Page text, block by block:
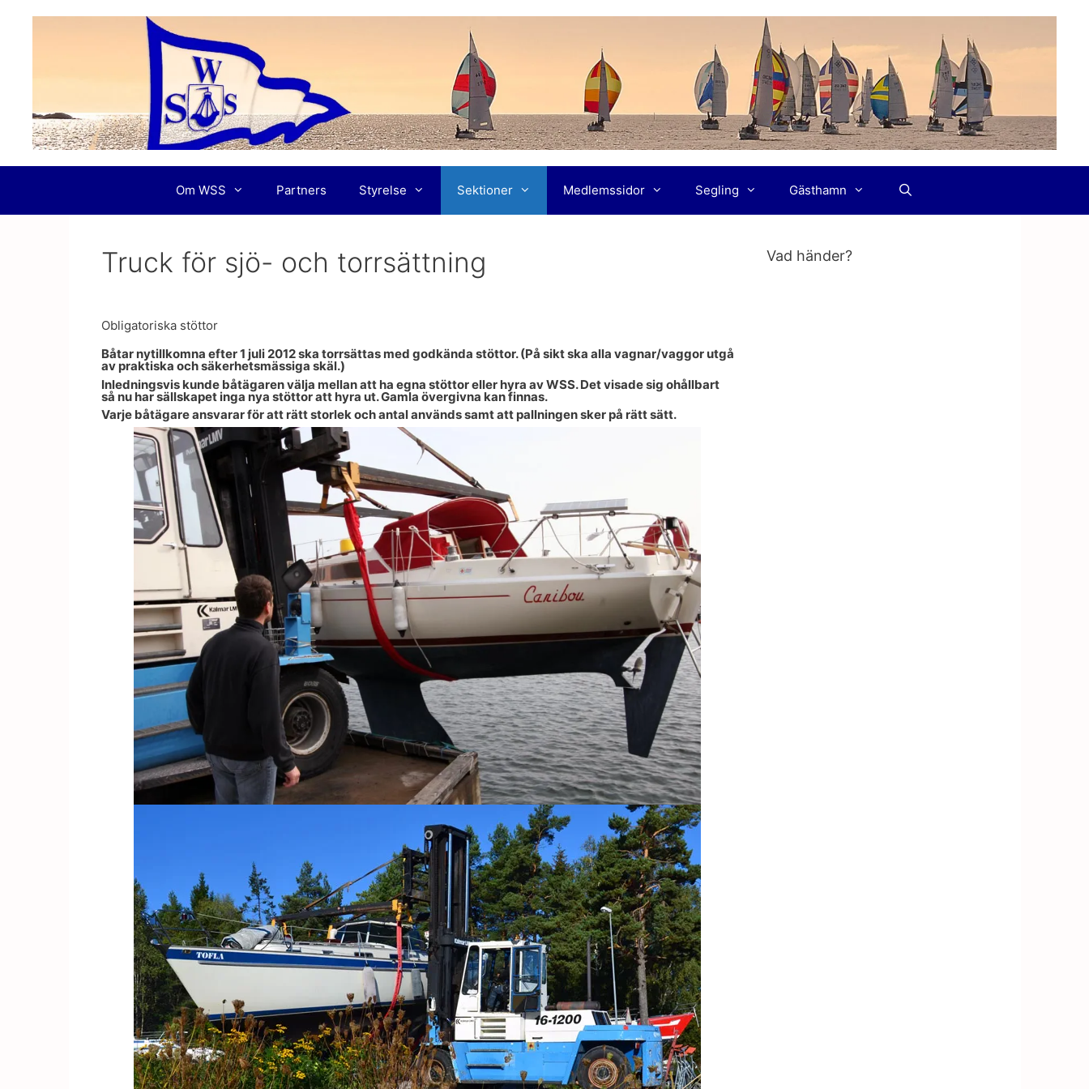
Om WSS Partners Styrelse Sektioner Medlemssidor Segling Gästhamn
Truck för sjö- och torrsättning
Obligatoriska stöttor
Båtar nytillkomna efter 1 juli 2012 ska torrsättas med godkända stöttor. (På sikt ska alla vagnar/vaggor utgå
av praktiska och säkerhetsmässiga skäl.)
Inledningsvis kunde båtägaren välja mellan att ha egna stöttor eller hyra av WSS. Det visade sig ohållbart
så nu har sällskapet inga nya stöttor att hyra ut. Gamla övergivna kan finnas.
Varje båtägare ansvarar för att rätt storlek och antal används samt att pallningen sker på rätt sätt.
Vad händer?